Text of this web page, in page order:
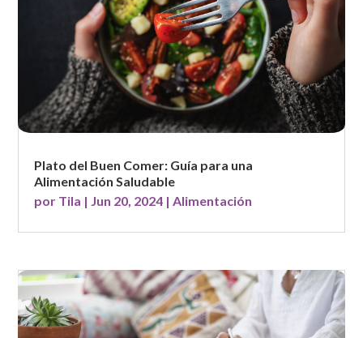
Plato del Buen Comer: Guía para una
Alimentación Saludable
por Tila | Jun 20, 2024 | Alimentación